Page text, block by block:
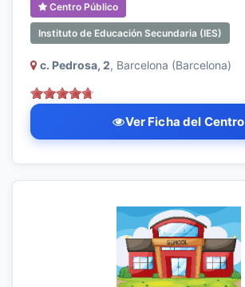
Centro Público
Instituto de Educación Secundaria (IES)
c. Pedrosa, 2, Barcelona (Barcelona)
Ver Ficha del Centro